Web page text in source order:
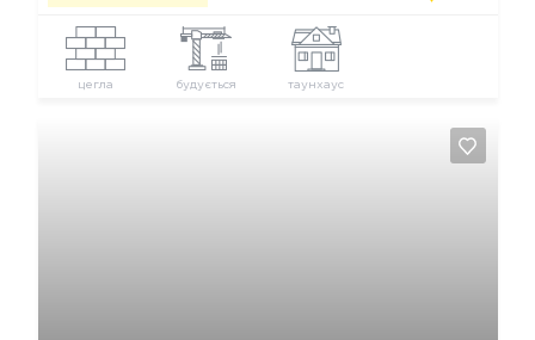
цегла будується таунхаус